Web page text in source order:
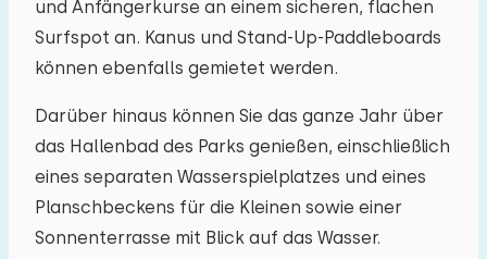
und Anfängerkurse an einem sicheren, flachen
Surfspot an. Kanus und Stand-Up-Paddleboards
können ebenfalls gemietet werden.
Darüber hinaus können Sie das ganze Jahr über
das Hallenbad des Parks genießen, einschließlich
eines separaten Wasserspielplatzes und eines
Planschbeckens für die Kleinen sowie einer
Sonnenterrasse mit Blick auf das Wasser.